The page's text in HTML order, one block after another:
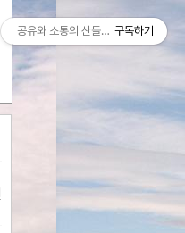
공유와 소통의 산들바람구독하기